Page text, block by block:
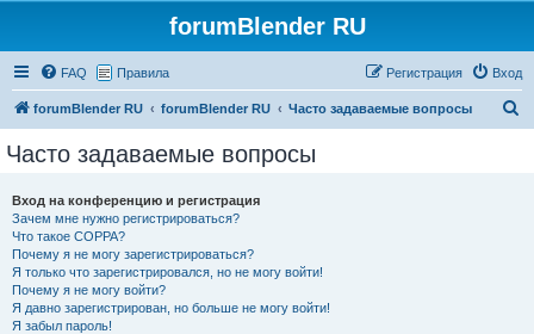
forumBlender RU
FAQ Правила Вход
Регистрация
forumBlender RU forumBlender RU Часто задаваемые вопросы
Часто задаваемые вопросы
Вход на конференцию и регистрация
Зачем мне нужно регистрироваться?
Что такое COPPA?
Почему я не могу зарегистрироваться?
Я только что зарегистрировался, но не могу войти!
Почему я не могу войти?
Я давно зарегистрирован, но больше не могу войти!
Я забыл пароль!